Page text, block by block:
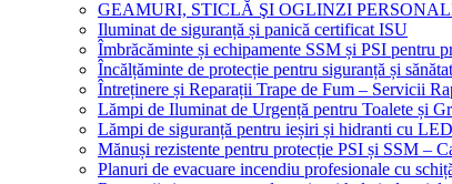
GEAMURI, STICLĂ ŞI OGLINZI
Iluminat de siguranță și panică certificat ISU
Îmbrăcăminte și echipamente SSM și PSI pentru
Încălțăminte de protecție pentru siguranță și
Întreținere și Reparații Trape de Fum – Servicii
Lămpi de Iluminat de Urgență pentru Toalete și
Lămpi de siguranță pentru ieșiri și hidranti cu
Mănuși rezistente pentru protecție PSI și SSM –
Planuri de evacuare incendiu profesionale cu